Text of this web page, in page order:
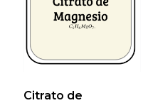
Citrato de